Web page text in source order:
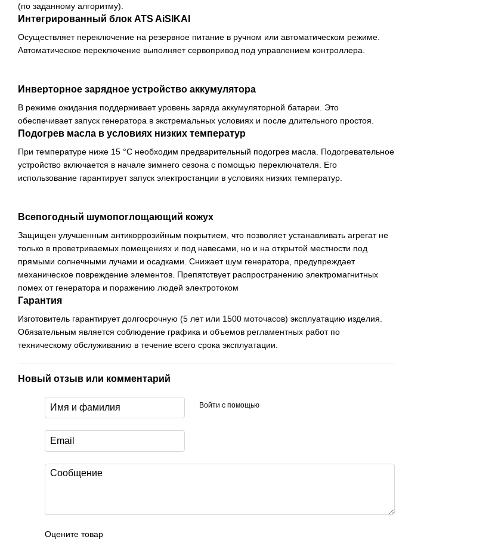
(по заданному алгоритму).
Интегрированный блок ATS AiSIKAI
Осуществляет переключение на резервное питание в ручном или автоматическом режиме.
Автоматическое переключение выполняет сервопривод под управлением контроллера.
Инверторное зарядное устройство аккумулятора
В режиме ожидания поддерживает уровень заряда аккумуляторной батареи. Это
обеспечивает запуск генератора в экстремальных условиях и после длительного простоя.
Подогрев масла в условиях низких температур
При температуре ниже 15 °С необходим предварительный подогрев масла. Подогревательное
устройство включается в начале зимнего сезона с помощью переключателя. Его
использование гарантирует запуск электростанции в условиях низких температур.
Всепогодный шумопоглощающий кожух
Защищен улучшенным антикоррозийным покрытием, что позволяет устанавливать агрегат не
только в проветриваемых помещениях и под навесами, но и на открытой местности под
прямыми солнечными лучами и осадками. Снижает шум генератора, предупреждает
механическое повреждение элементов. Препятствует распространению электромагнитных
помех от генератора и поражению людей электротоком
Гарантия
Изготовитель гарантирует долгосрочную (5 лет или 1500 моточасов) эксплуатацию изделия.
Обязательным является соблюдение графика и объемов регламентных работ по
техническому обслуживанию в течение всего срока эксплуатации.
Новый отзыв или комментарий
Войти с помощью
Оцените товар